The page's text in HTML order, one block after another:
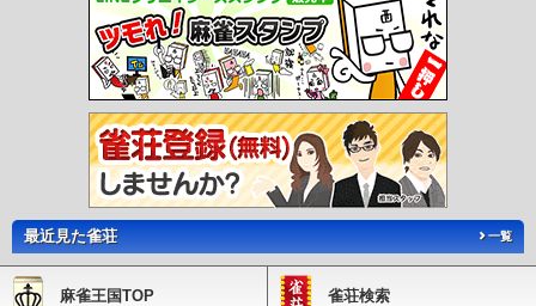
最近見た雀荘 一覧
麻雀王国TOP 雀荘検索